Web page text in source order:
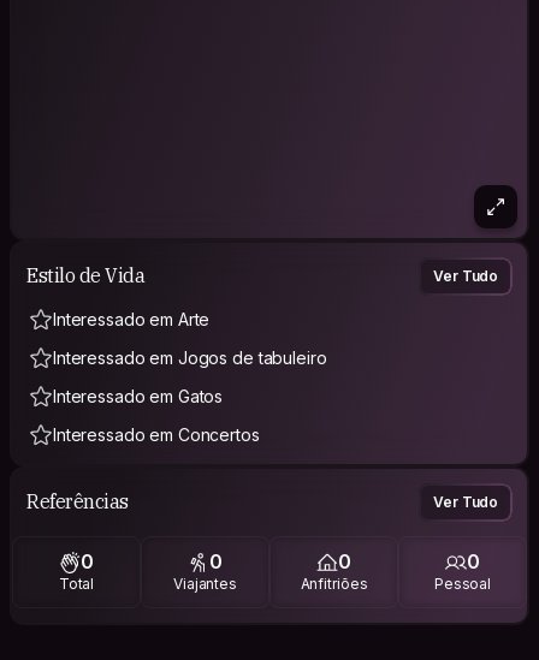
Estilo de Vida Ver Tudo
Interessado em Arte
Interessado em Jogos de tabuleiro
Interessado em Gatos
Interessado em Concertos
Referências Ver Tudo
0
Total
0
Viajantes
0
Anfitriões
0
Pessoal